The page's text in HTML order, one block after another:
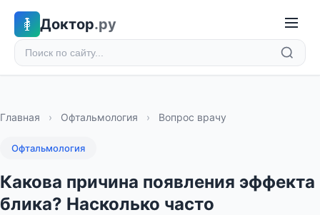
Доктор.ру
Главная › Офтальмология › Вопрос врачу
Офтальмология
Какова причина появления эффекта
блика? Насколько часто